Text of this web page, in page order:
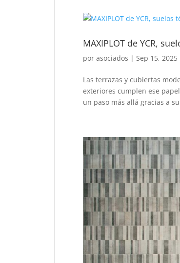
MAXIPLOT de YCR,
por asociados | Sep 15, 2025
Las terrazas y cubiertas
exteriores cumplen ese
un paso más allá gracias a